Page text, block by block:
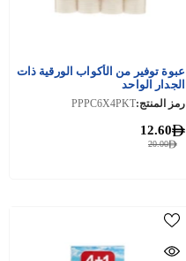
عبوة توفير من الأكواب الورقية ذات
الجدار الواحد
رمز المنتج:PPPC6X4PKT
20.00
12.60